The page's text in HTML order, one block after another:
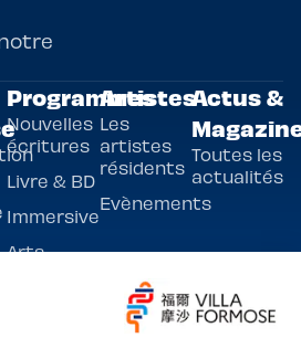
Programmes
Nouvelles
écritures
Livre & BD
Immersive
Arts
Artistes
Les
artistes
résidents
Evènements
Actus &
Toutes les
actualités